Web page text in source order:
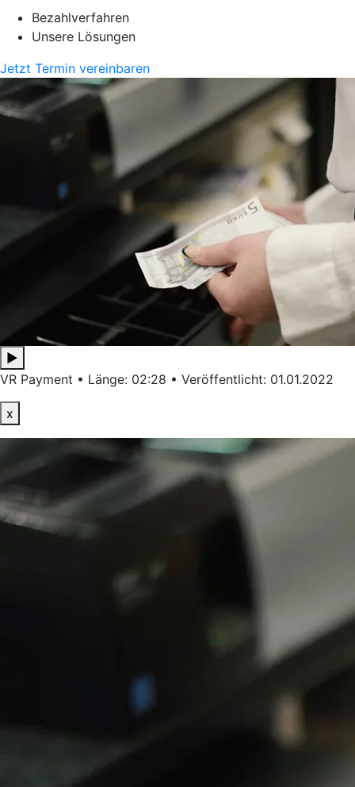
Bezahlverfahren
Unsere Lösungen
Jetzt Termin vereinbaren
▶
VR Payment • Länge: 02:28 • Veröffentlicht: 01.01.2022
x